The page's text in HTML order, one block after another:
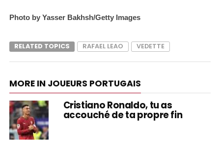
Photo by Yasser Bakhsh/Getty Images
RELATED TOPICS RAFAEL LEAO VEDETTE
MORE IN JOUEURS PORTUGAIS
Cristiano Ronaldo, tu as
accouché de ta propre fin